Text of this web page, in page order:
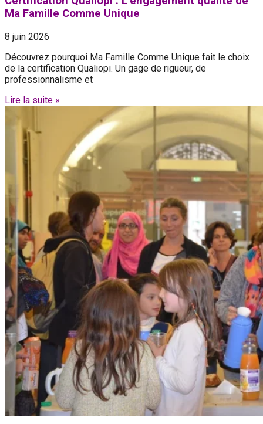
Ma Famille Comme Unique
8 juin 2026
Découvrez pourquoi Ma Famille Comme Unique fait le choix
de la certification Qualiopi. Un gage de rigueur, de
professionnalisme et
Lire la suite »